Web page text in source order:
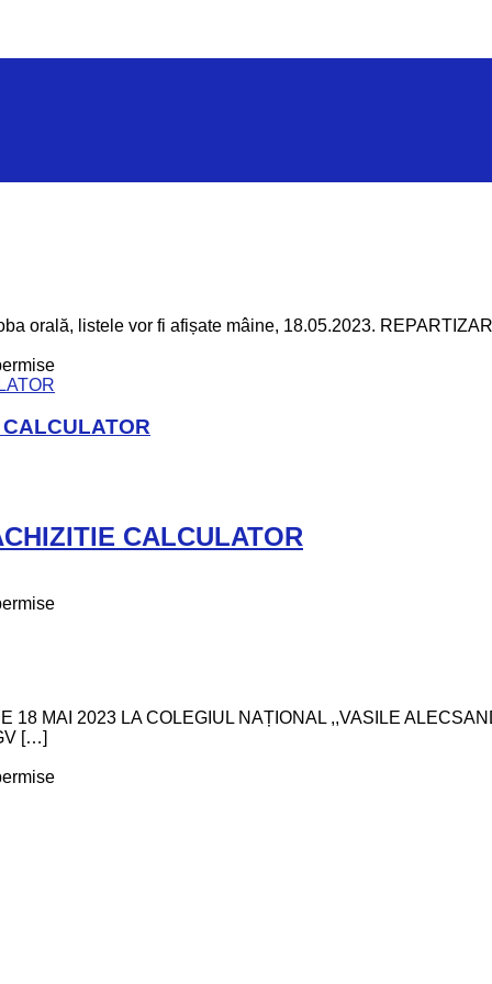
orală, listele vor fi afișate mâine, 18.05.2023.
CALCULATOR
MAI 2023 LA COLEGIUL NAȚIONAL ,,VASILE
[…]